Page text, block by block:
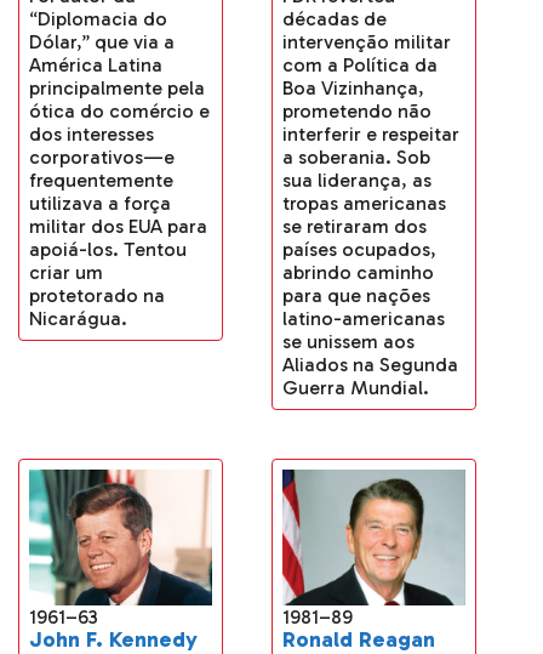
“Diplomacia do
Dólar,” que via a
América Latina
principalmente pela
ótica do comércio e
dos interesses
corporativos—e
frequentemente
utilizava a força
militar dos EUA para
apoiá-los. Tentou
criar um
protetorado na
Nicarágua.
décadas de
intervenção militar
com a Política da
Boa Vizinhança,
prometendo não
interferir e respeitar
a soberania. Sob
sua liderança, as
tropas americanas
se retiraram dos
países ocupados,
abrindo caminho
para que nações
latino-americanas
se unissem aos
Aliados na Segunda
Guerra Mundial.
1961–63
John F. Kennedy
1981–89
Ronald Reagan